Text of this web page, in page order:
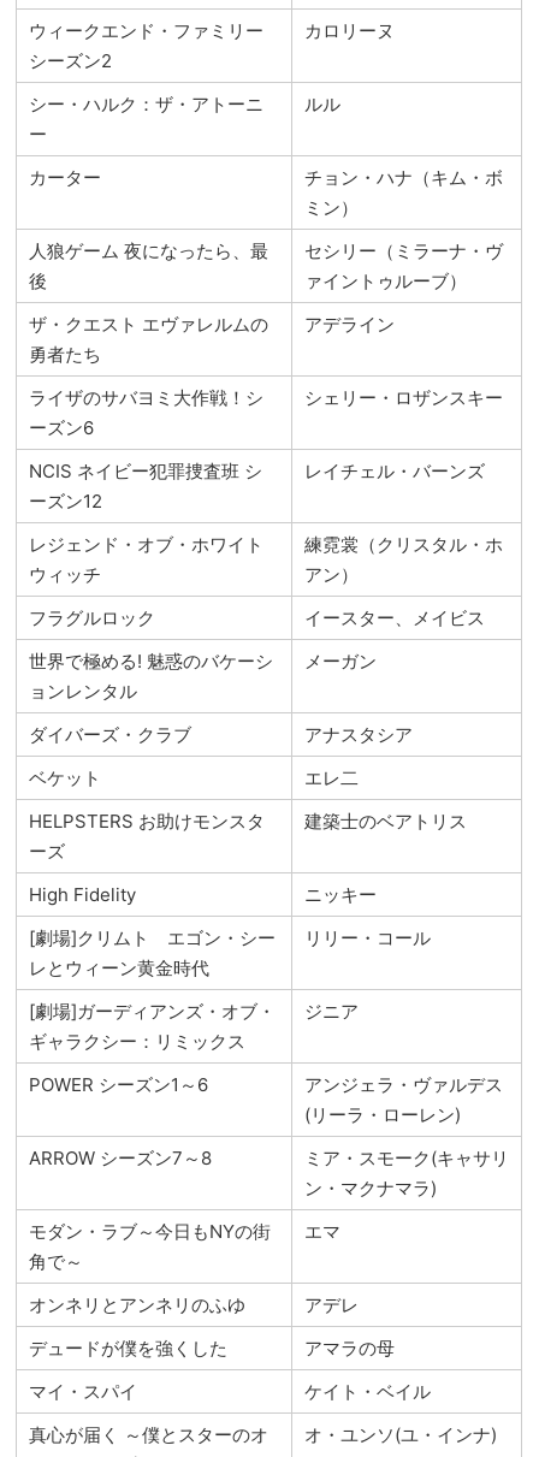
ウィークエンド・ファミリー
シーズン2
カロリーヌ
シー・ハルク：ザ・アトーニ
ー
ルル
カーター
チョン・ハナ（キム・ボ
ミン）
人狼ゲーム 夜になったら、最
後
セシリー（ミラーナ・ヴ
ァイントゥルーブ）
ザ・クエスト エヴァレルムの
勇者たち
アデライン
ライザのサバヨミ大作戦！シ
ーズン6
シェリー・ロザンスキー
NCIS ネイビー犯罪捜査班 シ
ーズン12
レイチェル・バーンズ
レジェンド・オブ・ホワイト
ウィッチ
練霓裳（クリスタル・ホ
アン）
フラグルロック
イースター、メイビス
世界で極める! 魅惑のバケーシ
ョンレンタル
メーガン
ダイバーズ・クラブ
アナスタシア
ベケット
エレ二
HELPSTERS お助けモンスタ
ーズ
建築士のベアトリス
High Fidelity
ニッキー
[劇場]クリムト エゴン・シー
レとウィーン黄金時代
リリー・コール
[劇場]ガーディアンズ・オブ・
ギャラクシー：リミックス
ジニア
POWER シーズン1～6
アンジェラ・ヴァルデス
(リーラ・ローレン)
ARROW シーズン7～8
ミア・スモーク(キャサリ
ン・マクナマラ)
モダン・ラブ～今日もNYの街
角で～
エマ
オンネリとアンネリのふゆ
アデレ
デュードが僕を強くした
アマラの母
マイ・スパイ
ケイト・ベイル
真心が届く ～僕とスターのオ
オ・ユンソ(ユ・インナ)